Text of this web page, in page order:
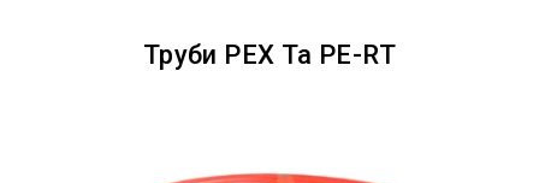
Труби PEX Та PE-RT